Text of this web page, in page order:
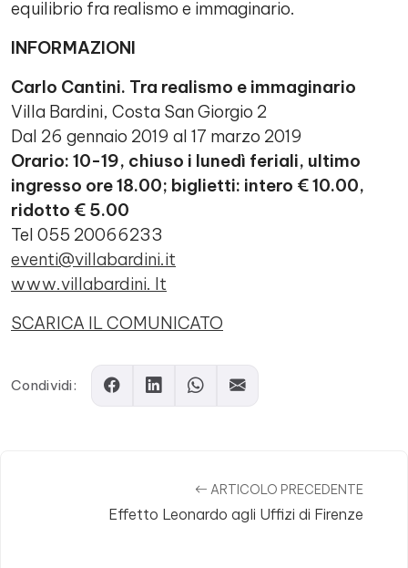
equilibrio fra realismo e immaginario.
INFORMAZIONI
Carlo Cantini. Tra realismo e immaginario
Villa Bardini, Costa San Giorgio 2
Dal 26 gennaio 2019 al 17 marzo 2019
Orario: 10-19, chiuso i lunedì feriali, ultimo
ingresso ore 18.00; biglietti: intero € 10.00,
ridotto € 5.00
Tel 055 20066233
eventi@villabardini.it
www.villabardini. It
SCARICA IL COMUNICATO
Condividi:
ARTICOLO PRECEDENTE
Effetto Leonardo agli Uffizi di Firenze